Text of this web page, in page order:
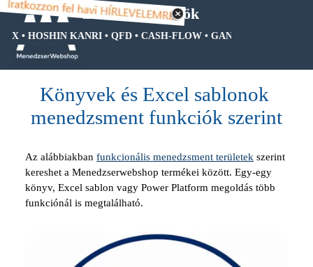
Tartalomhoz ugrás
Menedzsment eszközök
HOSHIN KANRI • QFD • CASH-FLOW • GANTT DIAGRAM • FA
Ugrás a menüre
Könyvek és Excel sablonok
menedzsment funkciók szerint
Az alábbiakbanfunkcionális menedzsment területek szerint
kereshet a Menedzserwebshop termékei között. Egy-egy
könyv, Excel sablon vagy Power Platform megoldás több
funkciónál is megtalálható.